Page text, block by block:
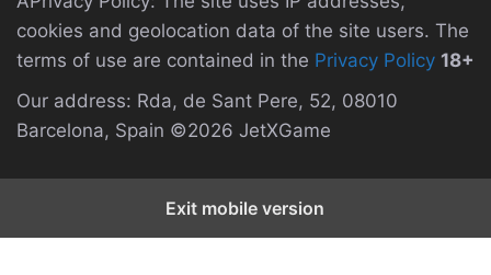
cookies and geolocation data of the site users. The
terms of use are contained in the Privacy Policy 18+
Our address: Rda, de Sant Pere, 52, 08010
Barcelona, Spain ©2026 JetXGame
Exit mobile version